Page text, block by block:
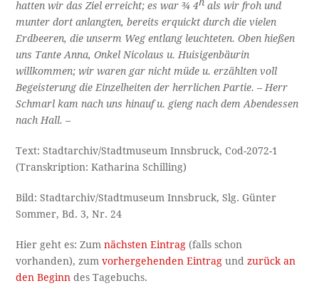
hatten wir das Ziel erreicht; es war ¾ 4
als wir froh und
munter dort anlangten, bereits erquickt durch die vielen
Erdbeeren, die unserm Weg entlang leuchteten. Oben hießen
uns Tante Anna, Onkel Nicolaus u. Huisigenbäurin
willkommen; wir waren gar nicht müde u. erzählten voll
Begeisterung die Einzelheiten der herrlichen Partie. – Herr
Schmarl kam nach uns hinauf u. gieng nach dem Abendessen
nach Hall. –
Text: Stadtarchiv/Stadtmuseum Innsbruck, Cod-2072-1
(Transkription: Katharina Schilling)
Bild: Stadtarchiv/Stadtmuseum Innsbruck, Slg. Günter
Sommer, Bd. 3, Nr. 24
Hier geht es: Zumnächsten Eintrag (falls schon
vorhanden), zumvorhergehenden Eintragundzurück an
den Beginn des Tagebuchs.